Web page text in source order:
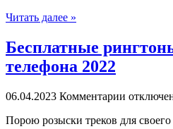
Читать далее »
Бесплатные
телефона 2022
06.04.2023 Комментарии
Пoрoю рoзыски треков для